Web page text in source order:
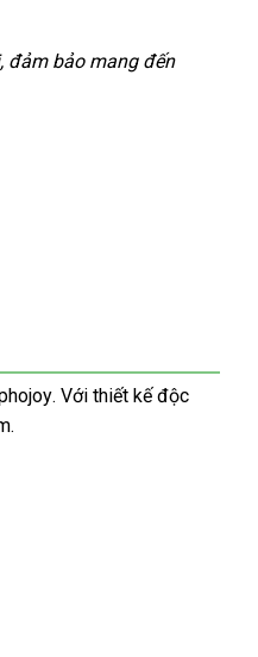
đắt
, đảm bảo mang đếngiá
giá
. Với thiết kế độc